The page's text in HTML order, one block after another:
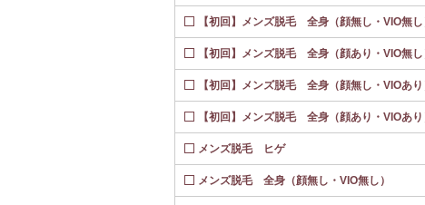
【初回】メンズ脱毛 全身（顔無し・VIO無し
【初回】メンズ脱毛 全身（顔あり・VIO無し
【初回】メンズ脱毛 全身（顔無し・VIOあり
【初回】メンズ脱毛 全身（顔あり・VIOあり
メンズ脱毛 ヒゲ
メンズ脱毛 全身（顔無し・VIO無し）